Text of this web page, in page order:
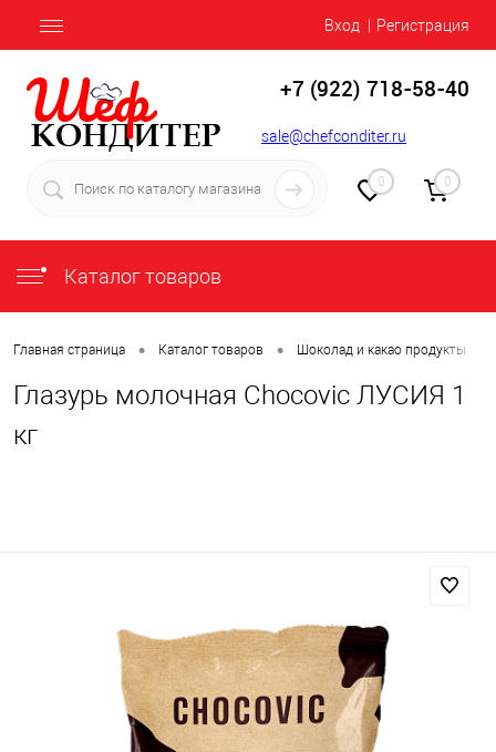
Вход Регистрация
+7 (922) 718-58-40
sale@chefconditer.ru
0 0
Каталог товаров
Главная страница • Каталог товаров • Шоколад и какао продукты
Глазурь молочная Chocovic ЛУСИЯ 1
кг